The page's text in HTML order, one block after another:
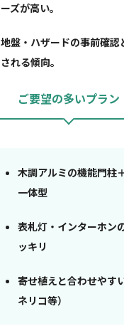
ーズが高い。
地盤・ハザードの事前確認
される傾向。
ご要望の多いプラン
木調アルミの機能門柱
一体型
表札灯・インターホン
ッキリ
寄せ植えと合わせやす
ネリコ等）